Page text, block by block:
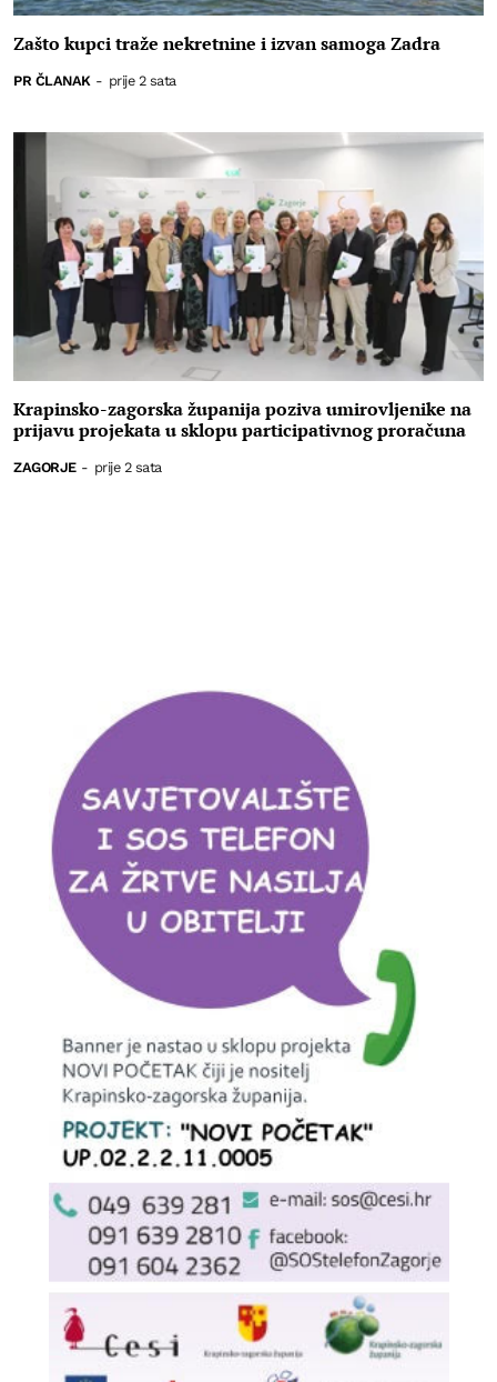
Zašto kupci traže nekretnine i izvan samoga Zadra
PR ČLANAK - prije 2 sata
Krapinsko-zagorska županija poziva umirovljenike na
prijavu projekata u sklopu participativnog proračuna
ZAGORJE - prije 2 sata